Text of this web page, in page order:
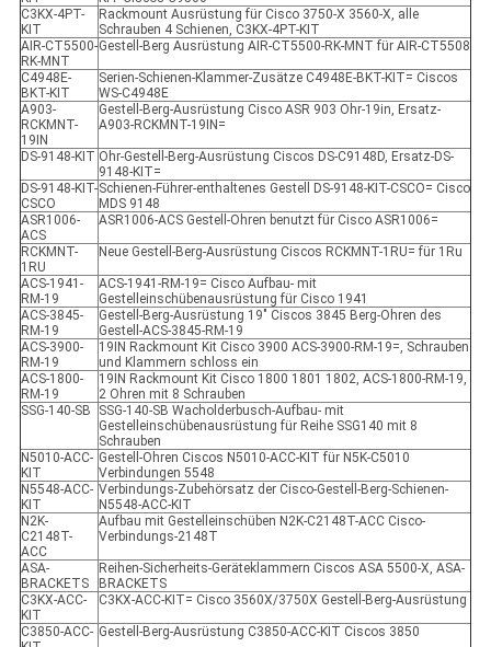
C3KX-4PT-
KIT
Rackmount Ausrüstung für Cisco 3750-X 3560-X, alle
Schrauben 4 Schienen, C3KX-4PT-KIT
AIR-CT5500-
RK-MNT
Gestell-Berg Ausrüstung AIR-CT5500-RK-MNT für AIR-CT5508
C4948E-
BKT-KIT
Serien-Schienen-Klammer-Zusätze C4948E-BKT-KIT= Ciscos
WS-C4948E
A903-
RCKMNT-
19IN
Gestell-Berg-Ausrüstung Cisco ASR 903 Ohr-19in, Ersatz-
A903-RCKMNT-19IN=
DS-9148-KIT Ohr-Gestell-Berg-Ausrüstung Ciscos DS-C9148D, Ersatz-DS-
9148-KIT=
DS-9148-KIT-
CSCO
Schienen-Führer-enthaltenes Gestell DS-9148-KIT-CSCO= Cisco
MDS 9148
ASR1006-
ACS
ASR1006-ACS Gestell-Ohren benutzt für Cisco ASR1006=
RCKMNT-
1RU
Neue Gestell-Berg-Ausrüstung Ciscos RCKMNT-1RU= für 1Ru
ACS-1941-
RM-19
ACS-1941-RM-19= Cisco Aufbau- mit
Gestelleinschübenausrüstung für Cisco 1941
ACS-3845-
RM-19
Gestell-Berg-Ausrüstung 19" Ciscos 3845 Berg-Ohren des
Gestell-ACS-3845-RM-19
ACS-3900-
RM-19
19IN Rackmount Kit Cisco 3900 ACS-3900-RM-19=, Schrauben
und Klammern schloss ein
ACS-1800-
RM-19
19IN Rackmount Kit Cisco 1800 1801 1802, ACS-1800-RM-19,
2 Ohren mit 8 Schrauben
SSG-140-SB
SSG-140-SB Wacholderbusch-Aufbau- mit
Gestelleinschübenausrüstung für Reihe SSG140 mit 8
Schrauben
N5010-ACC-
KIT
Gestell-Ohren Ciscos N5010-ACC-KIT für N5K-C5010
Verbindungen 5548
N5548-ACC-
KIT
Verbindungs-Zubehörsatz der Cisco-Gestell-Berg-Schienen-
N5548-ACC-KIT
N2K-
C2148T-
ACC
Aufbau mit Gestelleinschüben N2K-C2148T-ACC Cisco-
Verbindungs-2148T
ASA-
BRACKETS
Reihen-Sicherheits-Geräteklammern Ciscos ASA 5500-X, ASA-
BRACKETS
C3KX-ACC-
KIT
C3KX-ACC-KIT= Cisco 3560X/3750X Gestell-Berg-Ausrüstung
C3850-ACC- Gestell-Berg-Ausrüstung C3850-ACC-KIT Ciscos 3850